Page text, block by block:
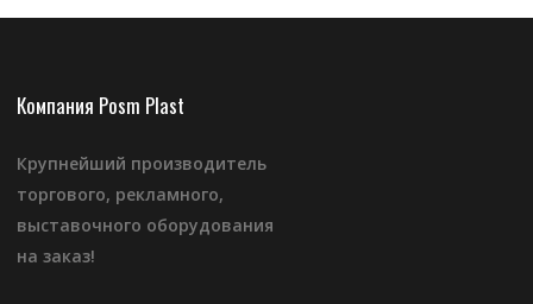
Компания Posm Plast
Крупнейший производитель
торгового, рекламного,
выставочного оборудования
на заказ!